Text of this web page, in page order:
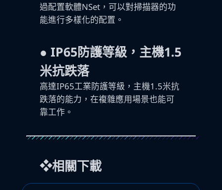
過配置軟體NSet，可以對掃描器的功
能進行多樣化的配置。
● IP65防護等級，主機1.5
米抗跌落
高達IP65工業防護等級，主機1.5米抗
跌落的能力，在複雜應用場景也能可
靠工作。
❖相關下載